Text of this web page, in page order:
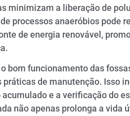
minimizam a liberação de
processos anaeróbios pode
de energia renovável,
bom funcionamento das
de manutenção. Isso
e a verificação do
não apenas prolonga a vida